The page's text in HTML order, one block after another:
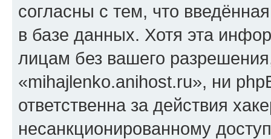
согласны с тем, что
в базе данных. Хотя эта
лицам без вашего
«mihajlenko.anihost.ru», ни
ответственна за действия
несанкционированному